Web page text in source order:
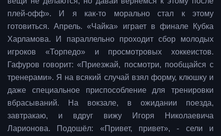
плей-офф». И я как-то морально стал к этому
готовиться. Апрель. «Чайка» играет в финале Кубка
Харламова. И параллельно проходит сбор молодых
игроков «Торпедо» и просмотровых хоккеистов.
Гафуров говорит: «Приезжай, посмотри, пообщайся с
тренерами». Я на всякий случай взял форму, клюшку и
даже специальное приспособление для тренировки
вбрасываний. На вокзале, в ожидании поезда,
завтракаю, и вдруг вижу Игоря Николаевича
Ларионова. Подошёл: «Привет, привет», - сели и